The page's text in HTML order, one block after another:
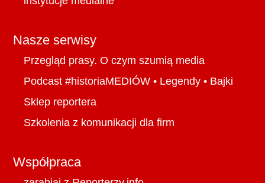
Nasze serwisy
Przegląd prasy. O czym szumią media
Podcast #historiaMEDIÓW • Legendy • Bajki
Sklep reportera
Szkolenia z komunikacji dla firm
Współpraca